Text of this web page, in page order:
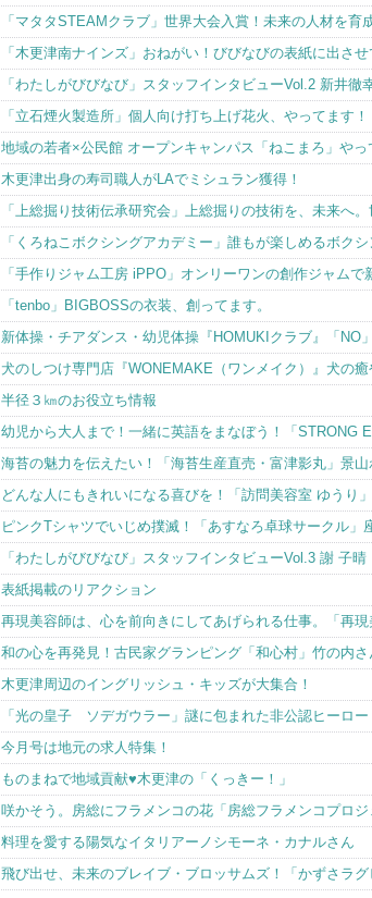
「マタタSTEAMクラブ」世界大会入賞！未来の人材を育
「木更津南ナインズ」おねがい！びびなびの表紙に出させ
「わたしがびびなび」スタッフインタビューVol.2 新井徹
「立石煙火製造所」個人向け打ち上げ花火、やってます！
地域の若者×公民館 オープンキャンパス「ねこまろ」やっ
木更津出身の寿司職人がLAでミシュラン獲得！
「上総掘り技術伝承研究会」上総掘りの技術を、未来へ。
「くろねこボクシングアカデミー」誰もが楽しめるボクシ
「手作りジャム工房 iPPO」オンリーワンの創作ジャムで
「tenbo」BIGBOSSの衣装、創ってます。
新体操・チアダンス・幼児体操『HOMUKIクラブ』「NO
犬のしつけ専門店『WONEMAKE（ワンメイク）』犬の
半径３㎞のお役立ち情報
幼児から大人まで！一緒に英語をまなぼう！「STRONG
海苔の魅力を伝えたい！「海苔生産直売・富津影丸」景山
どんな人にもきれいになる喜びを！「訪問美容室 ゆうり
ピンクTシャツでいじめ撲滅！「あすなろ卓球サークル」
「わたしがびびなび」スタッフインタビューVol.3 謝 子晴
表紙掲載のリアクション
再現美容師は、心を前向きにしてあげられる仕事。「再現
和の心を再発見！古民家グランピング「和心村」竹の内さ
木更津周辺のイングリッシュ・キッズが大集合！
「光の皇子 ソデガウラー」謎に包まれた非公認ヒーロー
今月号は地元の求人特集！
ものまねで地域貢献♥木更津の「くっきー！」
咲かそう。房総にフラメンコの花「房総フラメンコプロ
料理を愛する陽気なイタリアーノシモーネ・カナルさん
飛び出せ、未来のブレイブ・ブロッサムズ！「かずさラグ